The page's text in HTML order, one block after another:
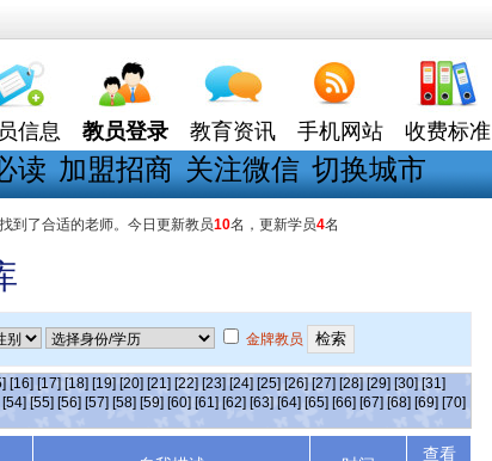
信息 教员登录 教育资讯 手机网站 收费标准
读 加盟招商 关注微信 切换城市
到了合适的老师。今日更新教员10名，更新学员4名
金牌教员
[16] [17] [18] [19] [20] [21] [22] [23] [24] [25] [26] [27] [28] [29] [30] [31]
[54] [55] [56] [57] [58] [59] [60] [61] [62] [63] [64] [65] [66] [67] [68] [69] [70]
查看